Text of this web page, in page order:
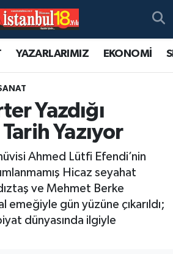
YAZARLARIMIZ EKONOMİ
Yazdığı
Yazıyor
Ahmed Lütfi Efendi’nin
Hicaz seyahat
ve Mehmet Berke
gün yüzüne çıkarıldı;
dünyasında ilgiyle